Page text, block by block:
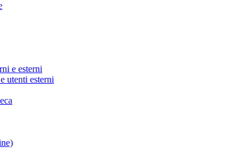
e esterni
utenti esterni